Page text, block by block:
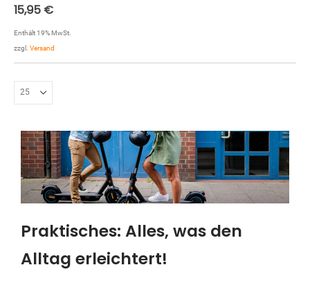
15,95 €
Enthält 19% MwSt.
zzgl. Versand
Praktisches: Alles, was den
Alltag erleichtert!